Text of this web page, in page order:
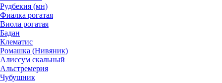
Рудбекия (мн)
Фиалка рогатая
Виола рогатая
Бадан
Клематис
Ромашка (Нивяник)
Алиссум скальный
Альстремерия
Чубушник